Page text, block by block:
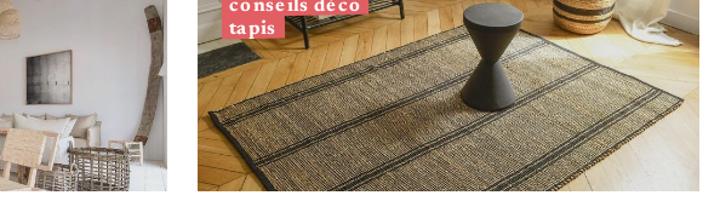
conseils déco
tapis